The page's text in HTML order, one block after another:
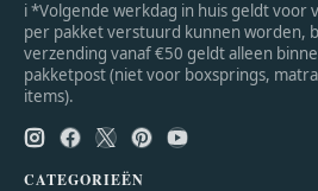
ℹ *Volgende werkdag in huis geldt
per pakket verstuurd kunnen worden,
verzending vanaf €50 geldt alleen
pakketpost (niet voor boxsprings,
items).
CATEGORIEËN